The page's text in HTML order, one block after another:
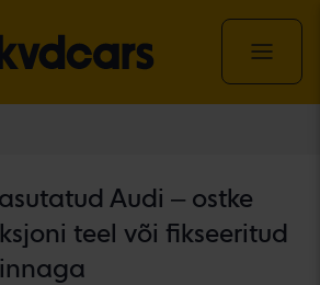
Audi – ostke
teel või fikseeritud